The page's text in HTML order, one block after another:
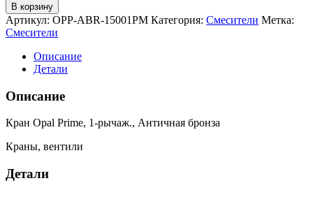
В корзину
Артикул: OPP-ABR-15001PM Категория: Смесители Метка:
Смесители
Описание
Детали
Описание
Кран Opal Prime, 1-рычаж., Античная бронза
Краны, вентили
Детали